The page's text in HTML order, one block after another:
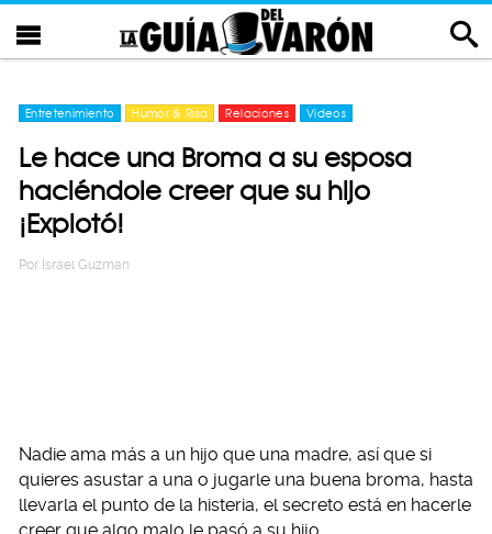
Entretenimiento Humor & Risa Relaciones Videos
Le hace una Broma a su esposa
haciéndole creer que su hijo
¡Explotó!
Por Israel Guzman
Nadie ama más a un hijo que una madre, así que si
quieres asustar a una o jugarle una buena broma, hasta
llevarla el punto de la histeria, el secreto está en hacerle